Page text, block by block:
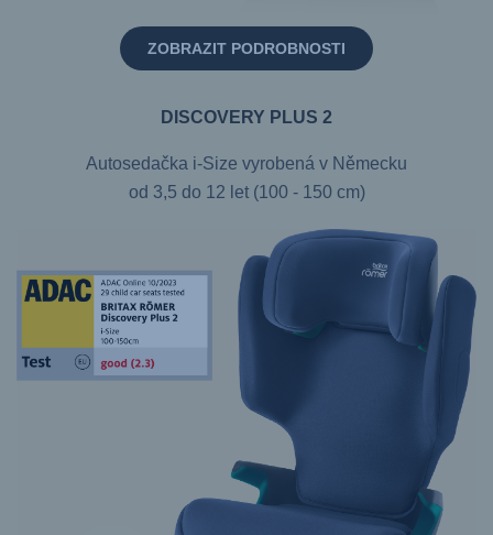
ZOBRAZIT PODROBNOSTI
DISCOVERY PLUS 2
Autosedačka i-Size vyrobená v Německu
od 3,5 do 12 let (100 - 150 cm)